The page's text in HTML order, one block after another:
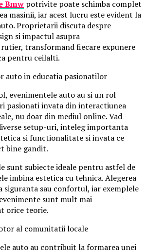
Bmw potrivite poate schimba complet
masinii, iar acest lucru este evident la
Proprietarii discuta despre
si impactul asupra
transformand fiecare expunere
pentru ceilalti.
auto in educatia pasionatilor
evenimentele auto au si un rol
pasionati invata din interactiunea
nu doar din mediul online. Vad
setup-uri, inteleg importanta
si functionalitate si invata ce
bine gandit.
sunt subiecte ideale pentru astfel de
imbina estetica cu tehnica. Alegerea
siguranta sau confortul, iar exemplele
sunt mult mai
orice teorie.
al comunitatii locale
auto au contribuit la formarea unei